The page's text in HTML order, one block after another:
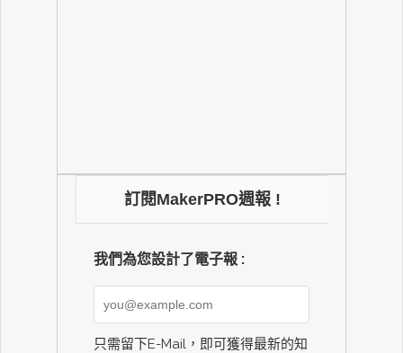
訂閱MakerPRO週報 !
我們為您設計了電子報 :
只需留下E-Mail，即可獲得最新的知